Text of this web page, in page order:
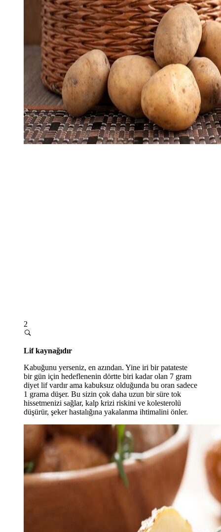
2
Lif kaynağıdır
Kabuğunu yerseniz, en azından. Yine iri bir patateste
bir gün için hedeflenenin dörtte biri kadar olan 7 gram
diyet lif vardır ama kabuksuz olduğunda bu oran sadece
1 grama düşer. Bu sizin çok daha uzun bir süre tok
hissetmenizi sağlar, kalp krizi riskini ve kolesterolü
düşürür, şeker hastalığına yakalanma ihtimalini önler.